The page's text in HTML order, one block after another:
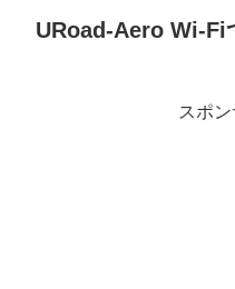
URoad-Aero Wi-Fi
スポ